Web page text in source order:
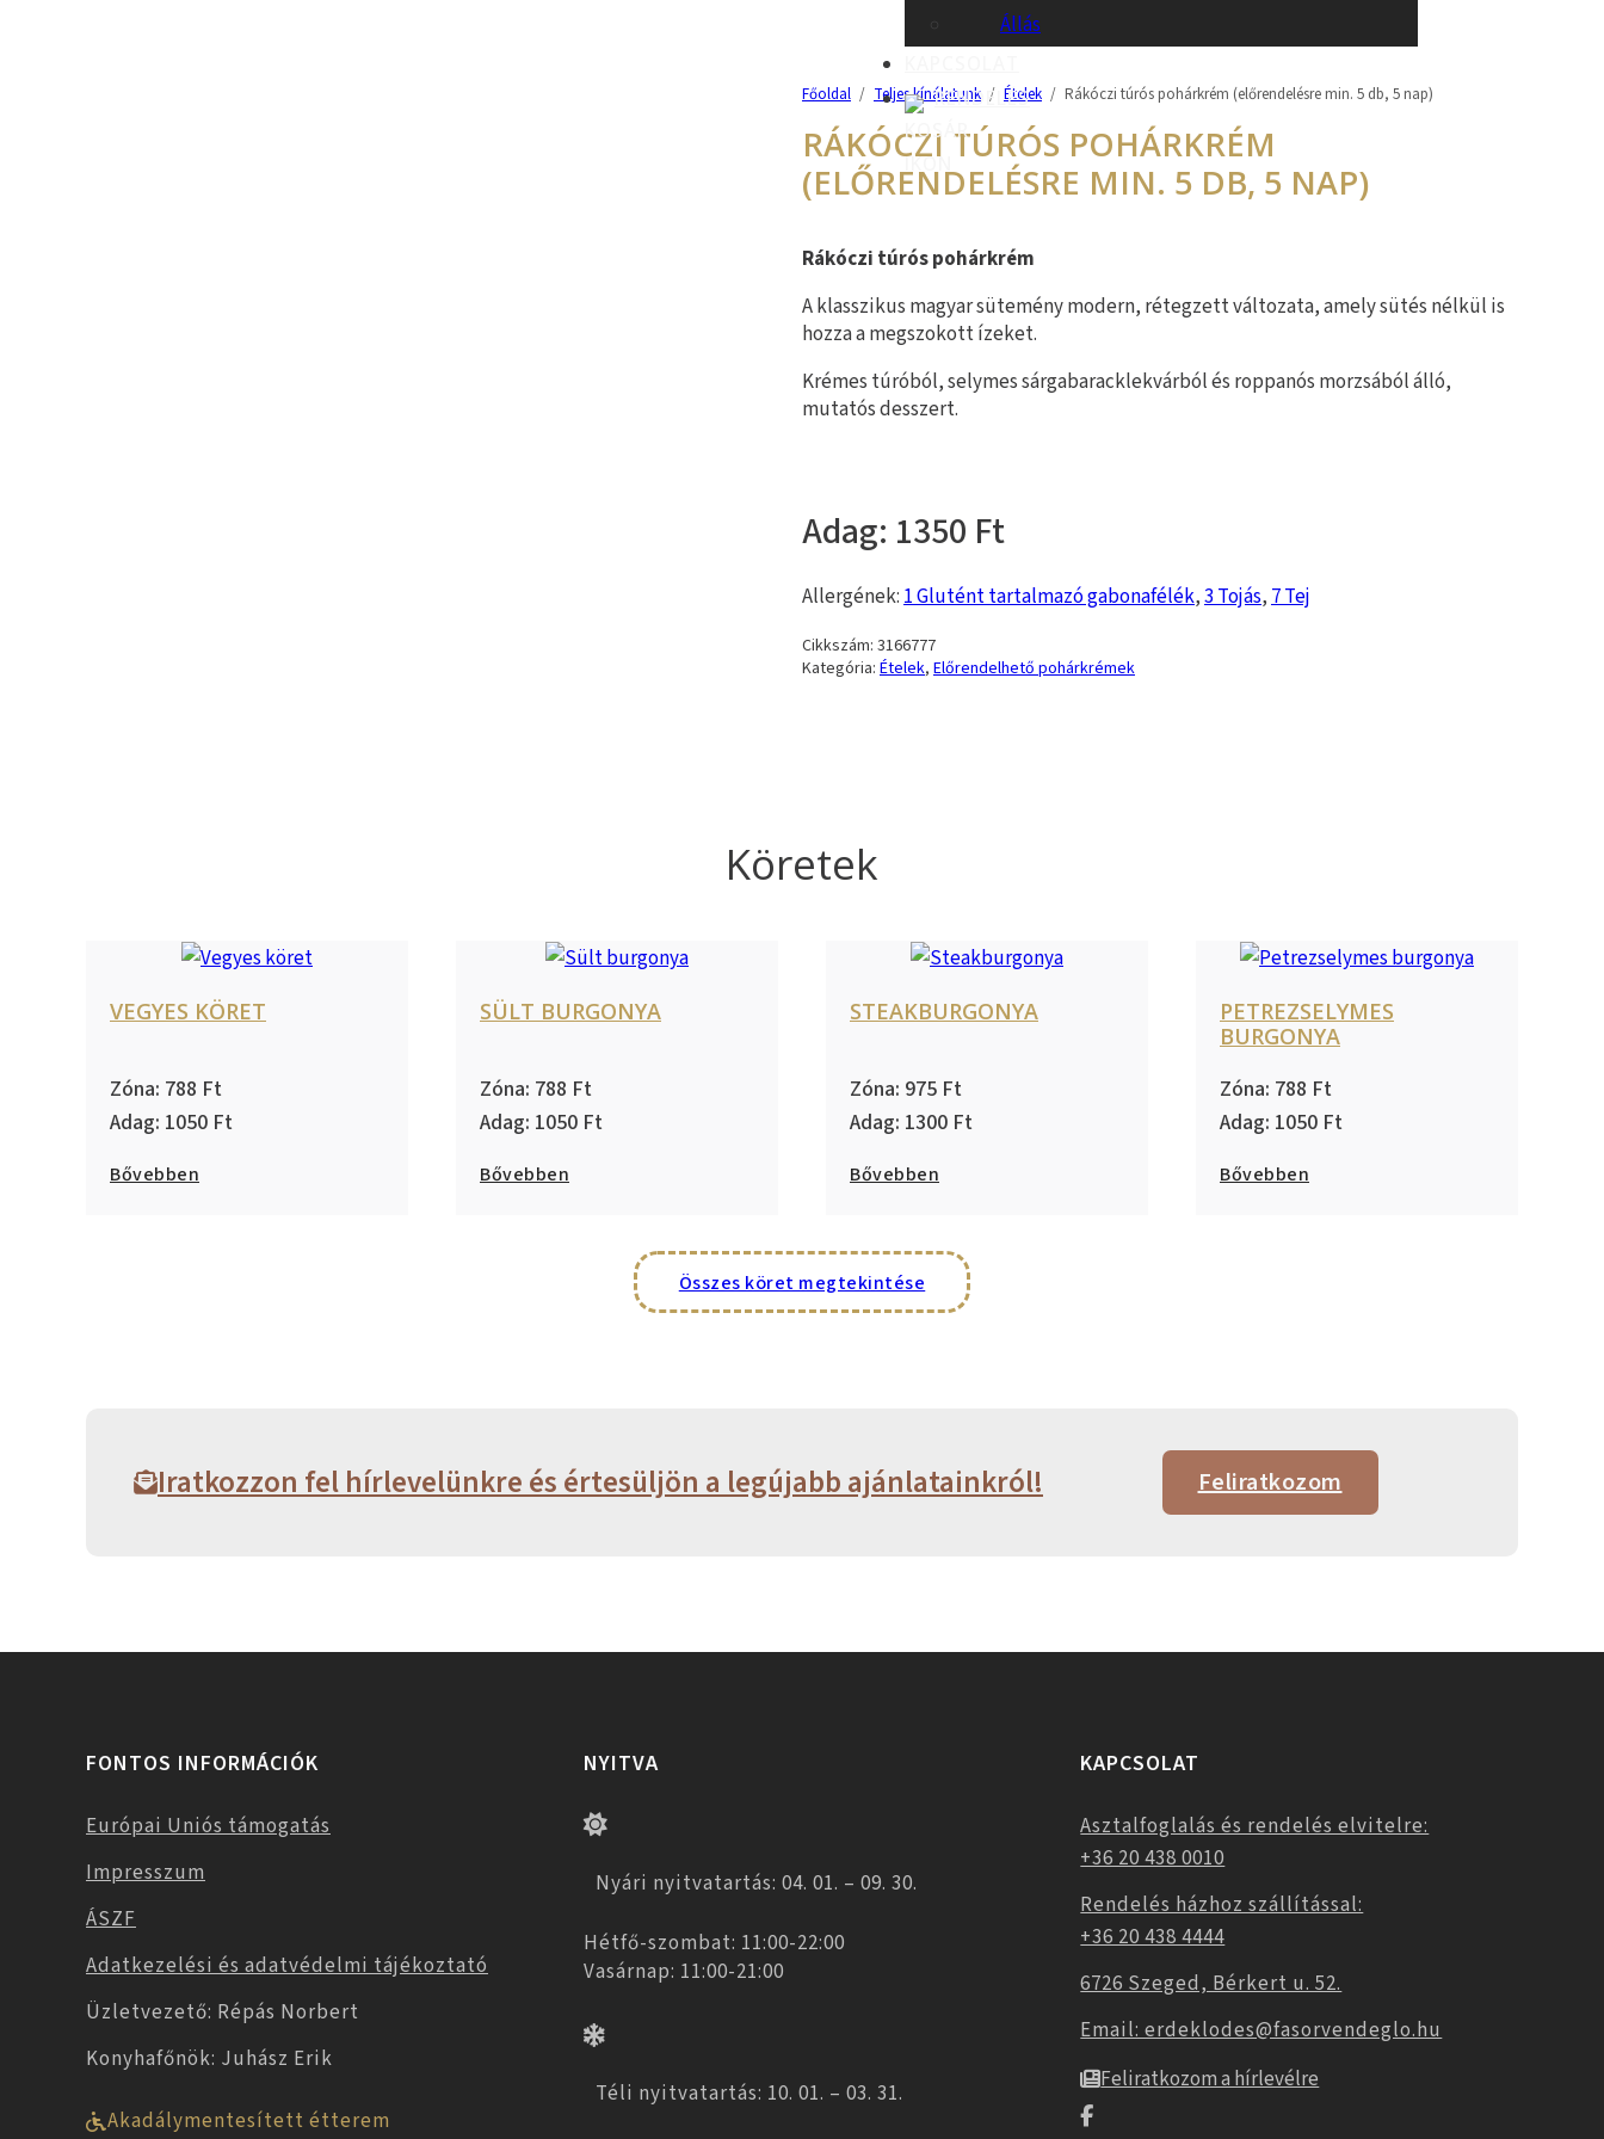
Állás
RENDELÉS
Főoldal / Teljes kínálatunk / Ételek / Rákóczi túrós pohárkrém (előrendelésre min. 5 db, 5 nap)
RÁKÓCZI TÚRÓS POHÁRKRÉM
(ELŐRENDELÉSRE MIN. 5 DB, 5 NAP)
Rákóczi túrós pohárkrém
A klasszikus magyar sütemény modern, rétegzett változata, amely sütés nélkül is
hozza a megszokott ízeket.
Krémes túróból, selymes sárgabaracklekvárból és roppanós morzsából álló,
mutatós desszert.
1350
Allergének:1 Glutént tartalmazó gabonafélék,3 Tojás,7 Tej
Cikkszám: 3166777
Kategória: Ételek, Előrendelhető pohárkrémek
Köretek
VEGYES KÖRET
788
1050
Bővebben
SÜLT BURGONYA
788
1050
Bővebben
STEAKBURGONYA
975
1300
Bővebben
PETREZSELYMES
BURGONYA
788
1050
Bővebben
Összes köret megtekintése
Iratkozzon fel hírlevelünkre és értesüljön a legújabb ajánlatainkról! Feliratkozom
FONTOS INFORMÁCIÓK
Európai Uniós támogatás
Impresszum
ÁSZF
Adatkezelési és adatvédelmi tájékoztató
Üzletvezető: Répás Norbert
Konyhafőnök: Juhász Erik
Akadálymentesített étterem
NYITVA
Nyári nyitvatartás: 04. 01. – 09. 30.
Hétfő-szombat: 11:00-22:00
Vasárnap: 11:00-21:00
Téli nyitvatartás: 10. 01. – 03. 31.
KAPCSOLAT
Asztalfoglalás és rendelés elvitelre:
+36 20 438 0010
Rendelés házhoz szállítással:
+36 20 438 4444
6726 Szeged, Bérkert u. 52.
Email: erdeklodes@fasorvendeglo.hu
Feliratkozom a hírlevélre